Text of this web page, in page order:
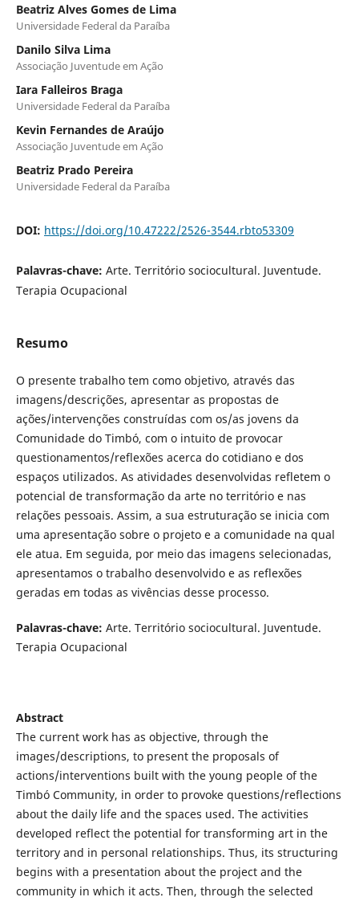
Beatriz Alves Gomes de Lima
Universidade Federal da Paraíba
Danilo Silva Lima
Associação Juventude em Ação
Iara Falleiros Braga
Universidade Federal da Paraíba
Kevin Fernandes de Araújo
Associação Juventude em Ação
Beatriz Prado Pereira
Universidade Federal da Paraíba
DOI: https://doi.org/10.47222/2526-3544.rbto53309
Palavras-chave: Arte. Território sociocultural. Juventude.
Terapia Ocupacional
Resumo
O presente trabalho tem como objetivo, através das
imagens/descrições, apresentar as propostas de
ações/intervenções construídas com os/as jovens da
Comunidade do Timbó, com o intuito de provocar
questionamentos/reflexões acerca do cotidiano e dos
espaços utilizados. As atividades desenvolvidas refletem o
potencial de transformação da arte no território e nas
relações pessoais. Assim, a sua estruturação se inicia com
uma apresentação sobre o projeto e a comunidade na qual
ele atua. Em seguida, por meio das imagens selecionadas,
apresentamos o trabalho desenvolvido e as reflexões
geradas em todas as vivências desse processo.
Palavras-chave: Arte. Território sociocultural. Juventude.
Terapia Ocupacional
Abstract
The current work has as objective, through the
images/descriptions, to present the proposals of
actions/interventions built with the young people of the
Timbó Community, in order to provoke questions/reflections
about the daily life and the spaces used. The activities
developed reflect the potential for transforming art in the
territory and in personal relationships. Thus, its structuring
begins with a presentation about the project and the
community in which it acts. Then, through the selected